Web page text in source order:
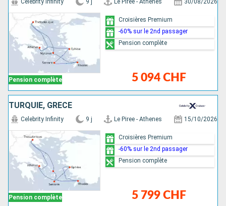
Pension complète
Celebrity Infinity 9 j Le Piree - Athenes 30/08/2026
5 094 CHF
Croisières Premium
-60% sur le 2nd passager
Pension complète
TURQUIE, GRÈCE
Pension complète
Celebrity Infinity 9 j Le Piree - Athenes 15/10/2026
5 799 CHF
Croisières Premium
-60% sur le 2nd passager
Pension complète